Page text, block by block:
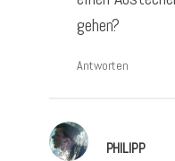
gehen?
Antworten
PHILIPP